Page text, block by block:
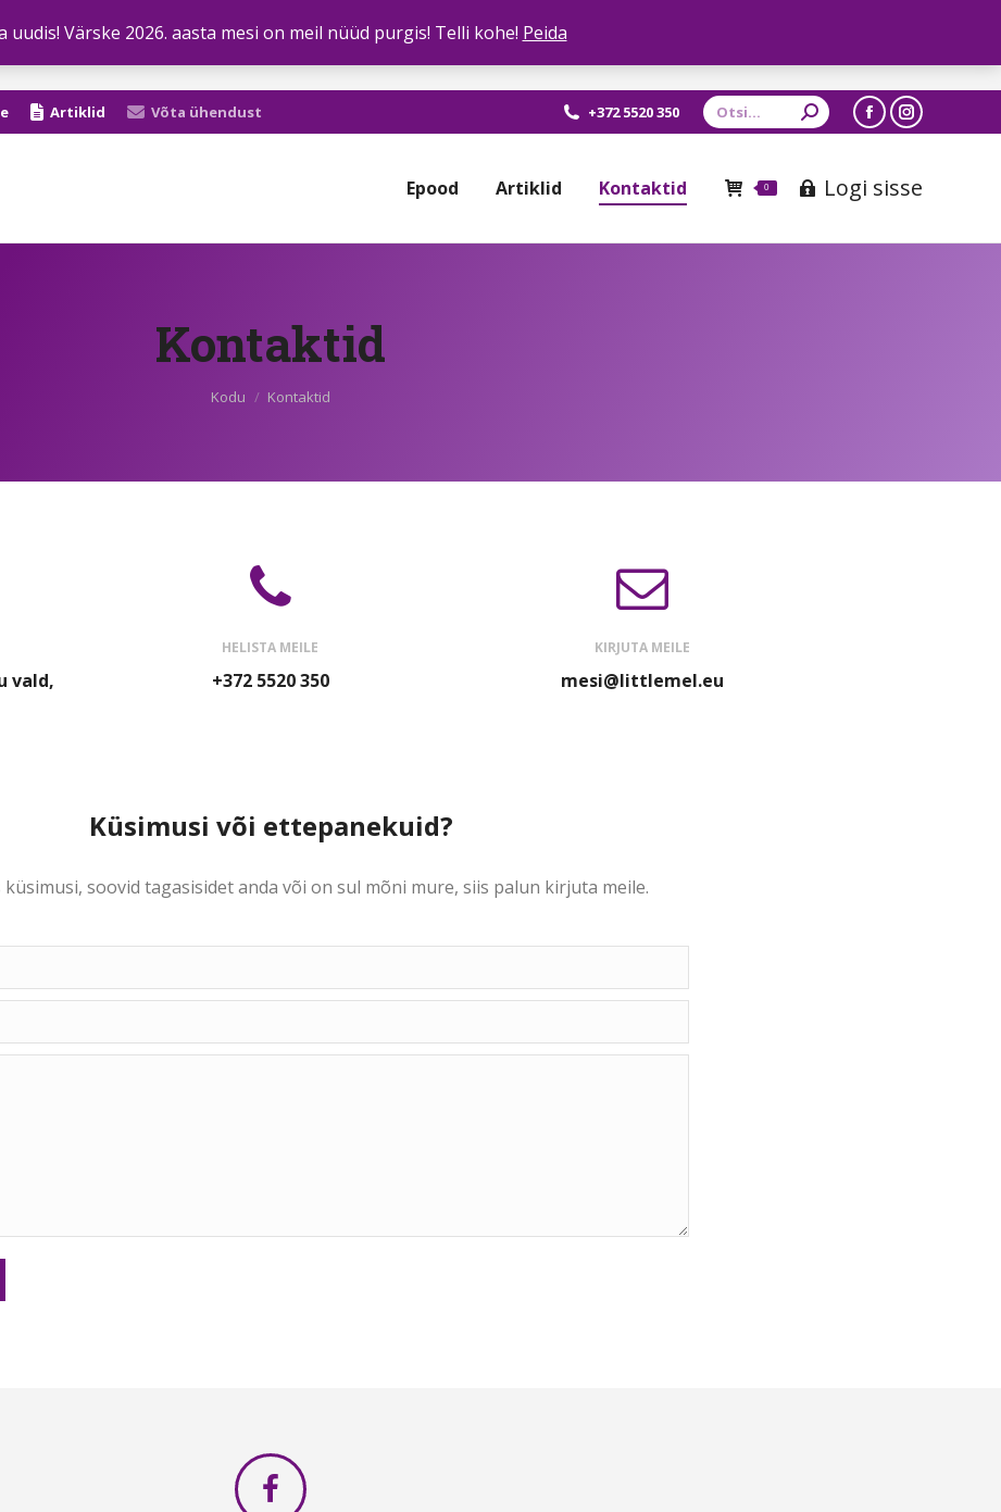
uudis! Värske 2026. aasta mesi on meil nüüd purgis! Telli kohe! Peida
Artiklid Võta ühendust +372 5520 350 Otsing:
Facebook
avaneb
Instagram
avaneb
Epood Artiklid Kontaktid 0 Logi sisse
Kontaktid
Sa oled siin:
Kodu Kontaktid
vald,
HELISTA MEILE
+372 5520 350
KIRJUTA MEILE
mesi@littlemel.eu
Küsimusi või ettepanekuid?
küsimusi, soovid tagasisidet anda või on sul mõni mure, siis palun kirjuta meile.